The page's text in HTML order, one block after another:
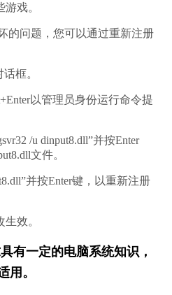
戏。
的问题，您可以通过重新注册
框。
以管理员身份运行命令提
/u dinput8.dll”并按Enter
文件。
并按Enter键，以重新注册
效。
有一定的电脑系统知识，
用。